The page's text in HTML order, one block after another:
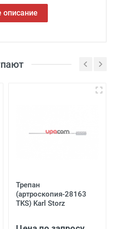
описание
Трепан
(артроскопия-28163
TKS) Karl Storz